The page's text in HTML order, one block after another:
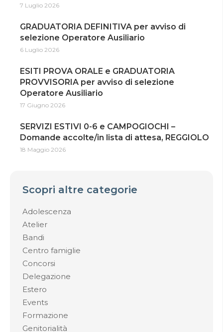
7 Luglio 2026
GRADUATORIA DEFINITIVA per avviso di
selezione Operatore Ausiliario
6 Luglio 2026
ESITI PROVA ORALE e GRADUATORIA
PROVVISORIA per avviso di selezione
Operatore Ausiliario
17 Giugno 2026
SERVIZI ESTIVI 0-6 e CAMPOGIOCHI –
Domande accolte/in lista di attesa, REGGIOLO
18 Maggio 2026
Scopri altre categorie
Adolescenza
Atelier
Bandi
Centro famiglie
Concorsi
Delegazione
Estero
Events
Formazione
Genitorialità